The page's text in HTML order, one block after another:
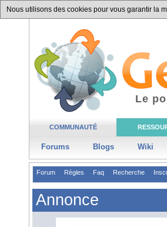
Nous utilisons des cookies pour vous garantir la
COMMUNAUTÉ
Forums Blogs Wiki
Le
Forum Règles Faq Recherche
Annonce